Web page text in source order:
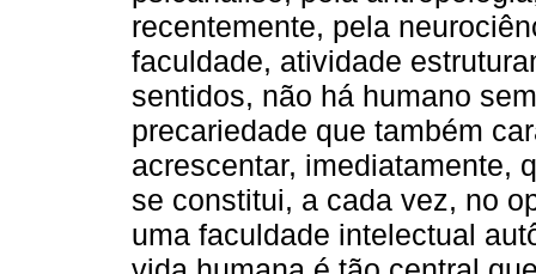
recentemente, pela
faculdade, atividade
sentidos, não há humano
precariedade que também
acrescentar, imediatamente,
se constitui, a cada vez, no
uma faculdade intelectual